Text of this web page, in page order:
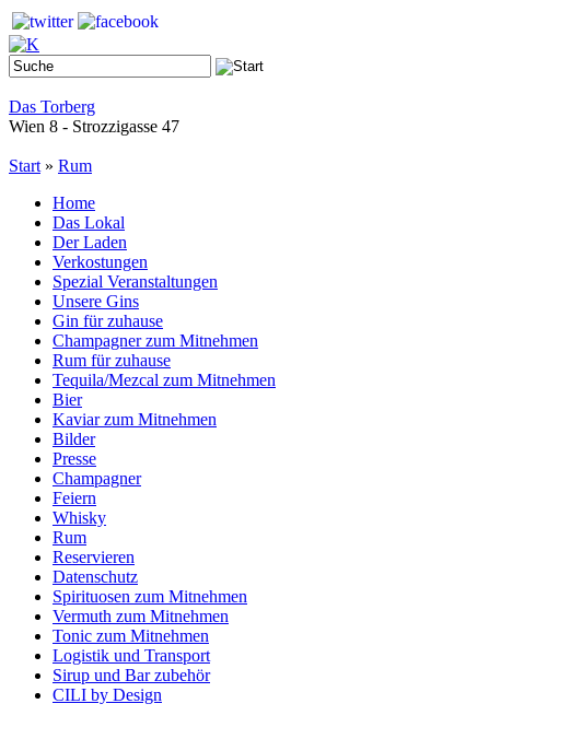
Das Torberg
Wien 8 - Strozzigasse 47
Start » Rum
Home
Das Lokal
Der Laden
Verkostungen
Spezial Veranstaltungen
Unsere Gins
Gin für zuhause
Champagner zum Mitnehmen
Rum für zuhause
Tequila/Mezcal zum Mitnehmen
Bier
Kaviar zum Mitnehmen
Bilder
Presse
Champagner
Feiern
Whisky
Rum
Reservieren
Datenschutz
Spirituosen zum Mitnehmen
Vermuth zum Mitnehmen
Tonic zum Mitnehmen
Logistik und Transport
Sirup und Bar zubehör
CILI by Design